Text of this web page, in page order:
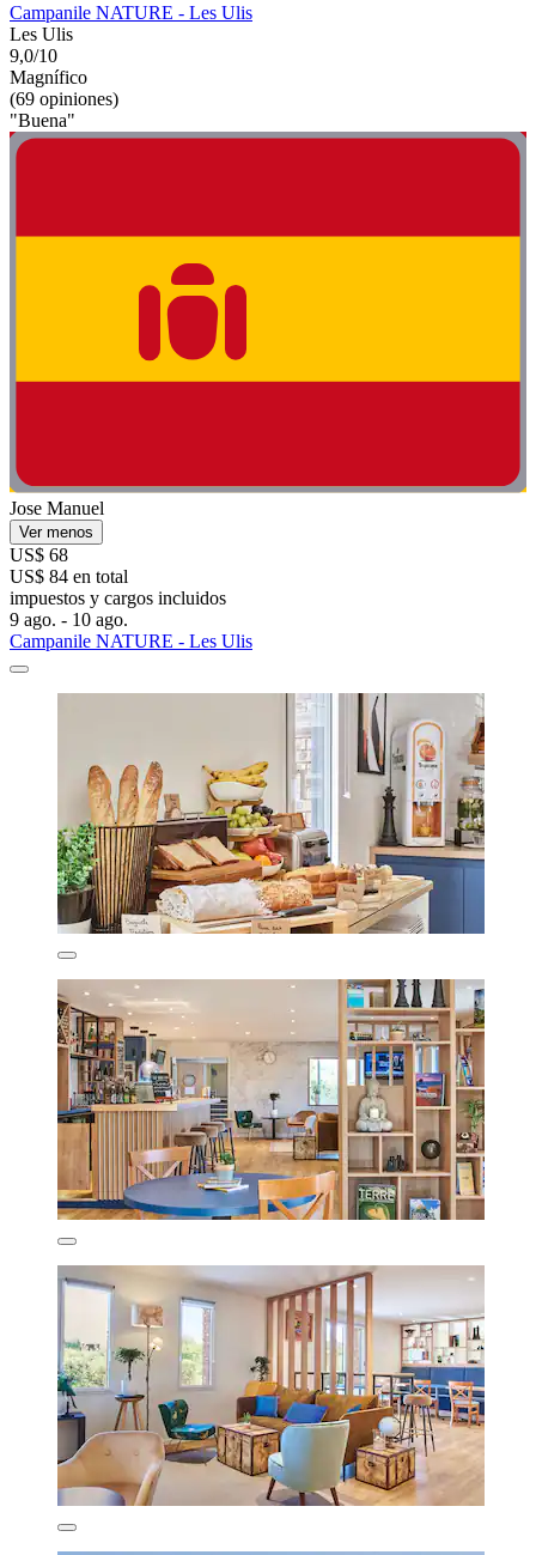
Campanile NATURE - Les Ulis
Les Ulis
9,0/10
Magnífico
(69 opiniones)
"Buena"
Jose Manuel
Ver menos
US$ 68
US$ 84 en total
impuestos y cargos incluidos
9 ago. - 10 ago.
Campanile NATURE - Les Ulis